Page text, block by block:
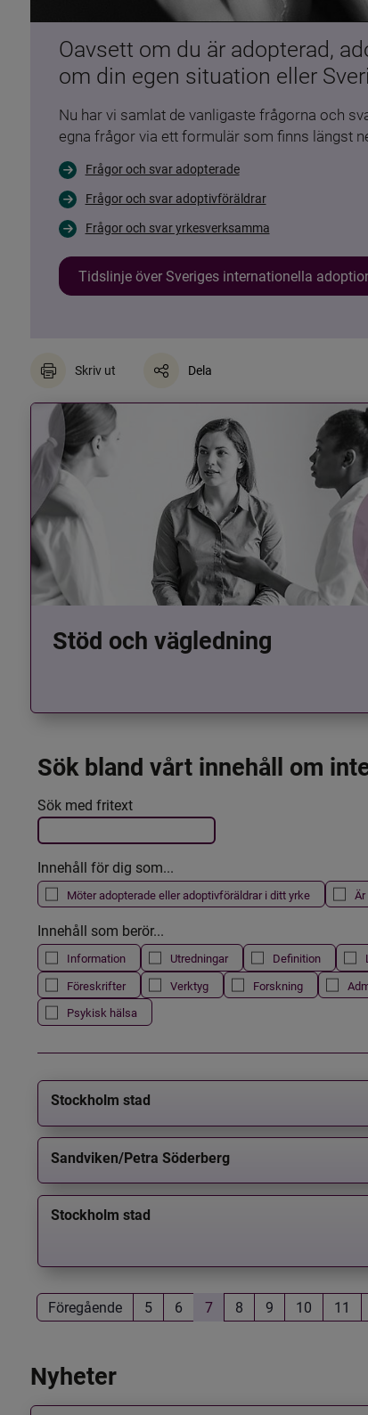
Oavsett om du är adopterad,
om din egen situation eller
Nu har vi samlat de vanligaste frågorna och
egna frågor via ett formulär som finns längst
Frågor och svar adopterade
Frågor och svar adoptivföräldrar
Frågor och svar yrkesverksamma
Tidslinje över Sveriges internationella
Skriv ut Dela
Stöd och vägledning
Sök bland vårt innehåll om
Filtrera resultatet
Det här formuläret postas automatiskt
Sök med fritext
Innehåll för dig som...
Möter adopterade eller adoptivföräldrar i ditt yrke
Innehåll som berör...
Information Utredningar Definition
Föreskrifter
Verktyg Forskning
Psykisk hälsa
Stockholm stad
Sandviken/Petra Söderberg
Stockholm stad
Föregående 5 6 7 8 9 10 11
Nyheter